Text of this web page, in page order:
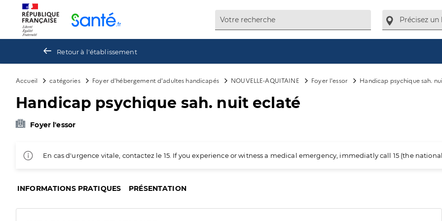
Retour à l'établissement
Accueil catégories Foyer d'hébergement d'adultes handicapés NOUVELLE-AQUITAINE Foyer l'essor Handicap psychique sah.
Handicap psychique sah. nuit eclaté
Foyer l'essor
En cas d'urgence vitale, contactez le 15. If you experience or witness a medical emergency, immediatly call 15 (the
INFORMATIONS PRATIQUES PRÉSENTATION
Panneau de gestion des cookies